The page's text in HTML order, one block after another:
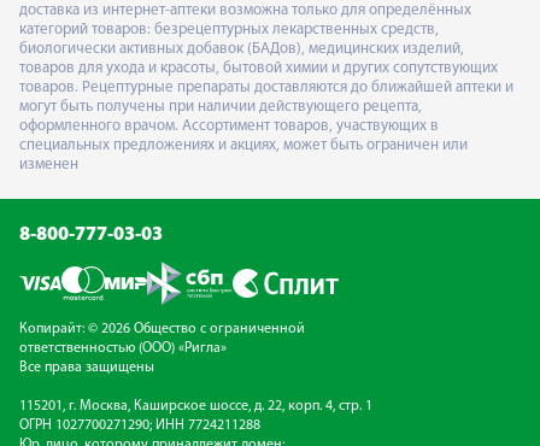
доставка из интернет-аптеки возможна только для определённых
категорий товаров: безрецептурных лекарственных средств,
биологически активных добавок (БАДов), медицинских изделий,
товаров для ухода и красоты, бытовой химии и других сопутствующих
товаров. Рецептурные препараты доставляются до ближайшей аптеки и
могут быть получены при наличии действующего рецепта,
оформленного врачом. Ассортимент товаров, участвующих в
специальных предложениях и акциях, может быть ограничен или
изменен
8-800-777-03-03
Копирайт: © 2026 Общество с ограниченной
ответственностью (ООО) «Ригла»
Все права защищены
115201, г. Москва, Каширское шоссе, д. 22, корп. 4, стр. 1
ОГРН 1027700271290; ИНН 7724211288